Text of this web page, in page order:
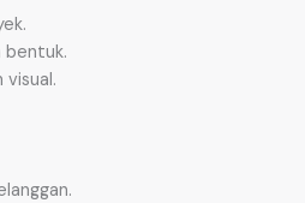
bentuk.
visual.